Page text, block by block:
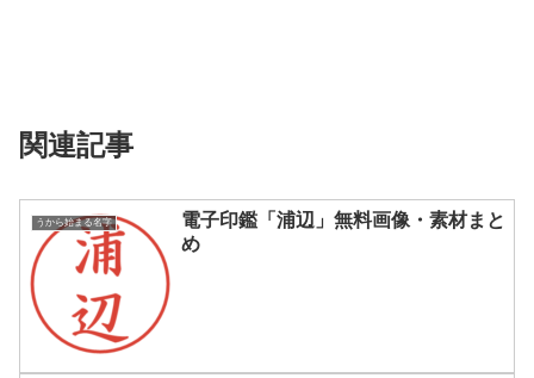
関連記事
うから始まる名字
電子印鑑「浦辺」無料画像・素材まと
め